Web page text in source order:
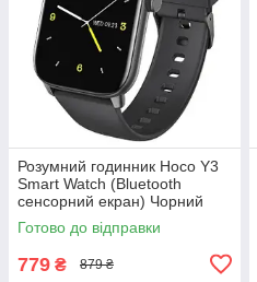
Розумний годинник Hoco Y3
Smart Watch (Bluetooth
сенсорний екран) Чорний
Готово до відправки
779 ₴ 879 ₴